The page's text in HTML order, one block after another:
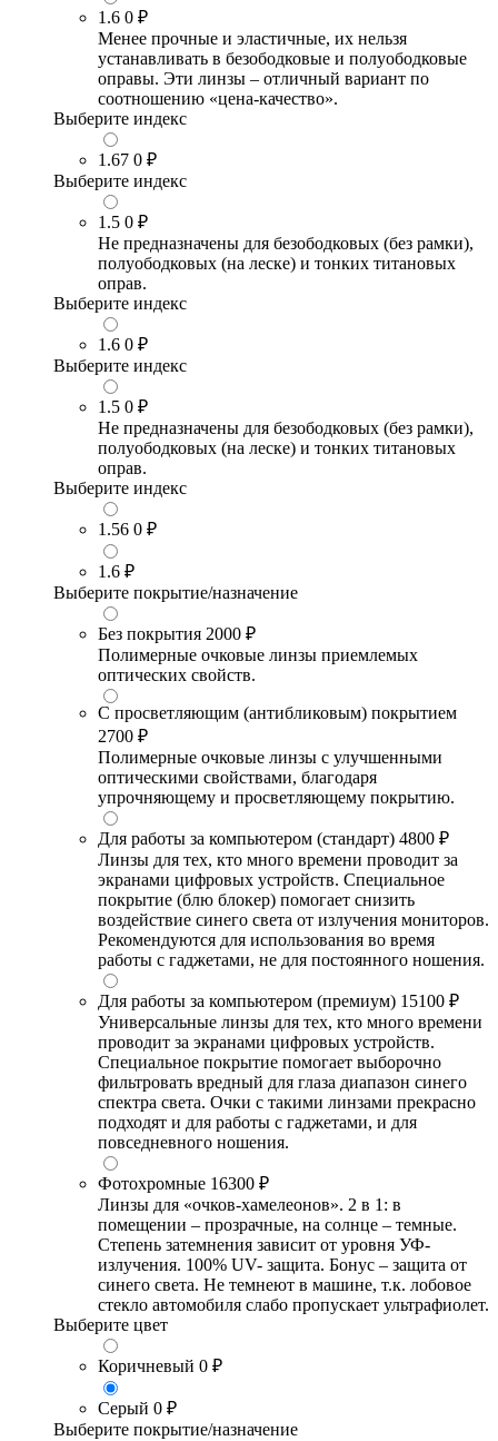
1.6 0 ₽
Менее прочные и эластичные, их нельзя
устанавливать в безободковые и полуободковые
оправы. Эти линзы – отличный вариант по
соотношению «цена-качество».
Выберите индекс
1.67 0 ₽
Выберите индекс
1.5 0 ₽
Не предназначены для безободковых (без рамки),
полуободковых (на леске) и тонких титановых
оправ.
Выберите индекс
1.6 0 ₽
Выберите индекс
1.5 0 ₽
Не предназначены для безободковых (без рамки),
полуободковых (на леске) и тонких титановых
оправ.
Выберите индекс
1.56 0 ₽
1.6 ₽
Выберите покрытие/назначение
Без покрытия 2000 ₽
Полимерные очковые линзы приемлемых
оптических свойств.
С просветляющим (антибликовым) покрытием
2700 ₽
Полимерные очковые линзы с улучшенными
оптическими свойствами, благодаря
упрочняющему и просветляющему покрытию.
Для работы за компьютером (стандарт) 4800 ₽
Линзы для тех, кто много времени проводит за
экранами цифровых устройств. Специальное
покрытие (блю блокер) помогает снизить
воздействие синего света от излучения мониторов.
Рекомендуются для использования во время
работы с гаджетами, не для постоянного ношения.
Для работы за компьютером (премиум) 15100 ₽
Универсальные линзы для тех, кто много времени
проводит за экранами цифровых устройств.
Специальное покрытие помогает выборочно
фильтровать вредный для глаза диапазон синего
спектра света. Очки с такими линзами прекрасно
подходят и для работы с гаджетами, и для
повседневного ношения.
Фотохромные 16300 ₽
Линзы для «очков-хамелеонов». 2 в 1: в
помещении – прозрачные, на солнце – темные.
Степень затемнения зависит от уровня УФ-
излучения. 100% UV- защита. Бонус – защита от
синего света. Не темнеют в машине, т.к. лобовое
стекло автомобиля слабо пропускает ультрафиолет.
Выберите цвет
Коричневый 0 ₽
Серый 0 ₽
Выберите покрытие/назначение